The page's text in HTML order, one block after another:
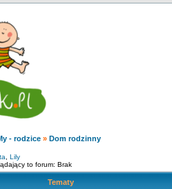
- rodzice » Dom rodzinny
Lily
to forum: Brak
Tematy